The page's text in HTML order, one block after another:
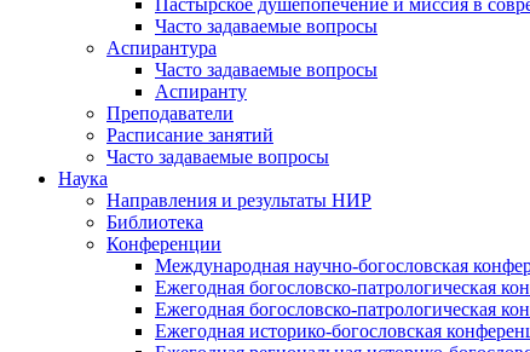
Часто задаваемые вопросы
Аспирантура
Часто задаваемые вопросы
Аспиранту
Преподаватели
Расписание занятий
Часто задаваемые вопросы
Наука
Направления и результаты НИР
Библиотека
Конференции
Международная научно-богословская
Ежегодная богословско-патрологическая
Ежегодная богословско-патрологическая
Ежегодная историко-богословская